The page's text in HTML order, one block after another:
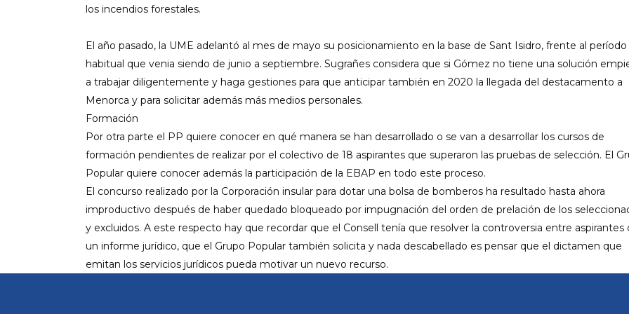
los incendios forestales.
El año pasado, la UME adelantó al mes de mayo su posicionamiento en la base de Sant Isidro, frente al período
habitual que venia siendo de junio a septiembre. Sugrañes considera que si Gómez no tiene una solución
a trabajar diligentemente y haga gestiones para que anticipar también en 2020 la llegada del destacamento a
Menorca y para solicitar además más medios personales.
Formación
Por otra parte el PP quiere conocer en qué manera se han desarrollado o se van a desarrollar los cursos de
formación pendientes de realizar por el colectivo de 18 aspirantes que superaron las pruebas de selección. El
Popular quiere conocer además la participación de la EBAP en todo este proceso.
El concurso realizado por la Corporación insular para dotar una bolsa de bomberos ha resultado hasta ahora
improductivo después de haber quedado bloqueado por impugnación del orden de prelación de los
y excluidos. A este respecto hay que recordar que el Consell tenía que resolver la controversia entre aspirantes
un informe jurídico, que el Grupo Popular también solicita y nada descabellado es pensar que el dictamen que
emitan los servicios jurídicos pueda motivar un nuevo recurso.